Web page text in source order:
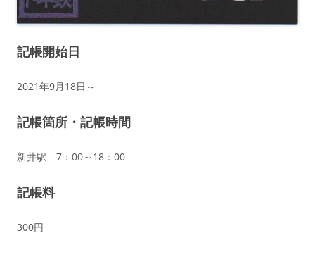
記帳開始日
2021年9月18日～
記帳箇所・記帳時間
新井駅 7：00～18：00
記帳料
300円